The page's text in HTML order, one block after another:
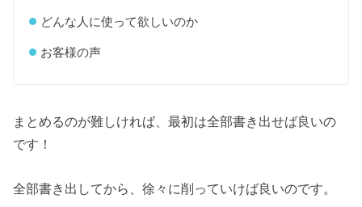
どんな人に使って欲しいのか
お客様の声
まとめるのが難しければ、最初は全部書き出せば良いの
です！
全部書き出してから、徐々に削っていけば良いのです。